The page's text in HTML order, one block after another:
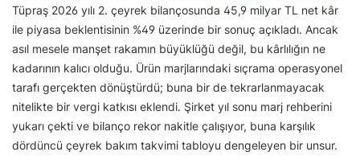
Tüpraş 2026 yılı 2. çeyrek bilançosunda 45,9 milyar TL net kâr
ile piyasa beklentisinin %49 üzerinde bir sonuç açıkladı. Ancak
asıl mesele manşet rakamın büyüklüğü değil, bu kârlılığın ne
kadarının kalıcı olduğu. Ürün marjlarındaki sıçrama operasyonel
tarafı gerçekten dönüştürdü; buna bir de tekrarlanmayacak
nitelikte bir vergi katkısı eklendi. Şirket yıl sonu marj rehberini
yukarı çekti ve bilanço rekor nakitle çalışıyor, buna karşılık
dördüncü çeyrek bakım takvimi tabloyu dengeleyen bir unsur.